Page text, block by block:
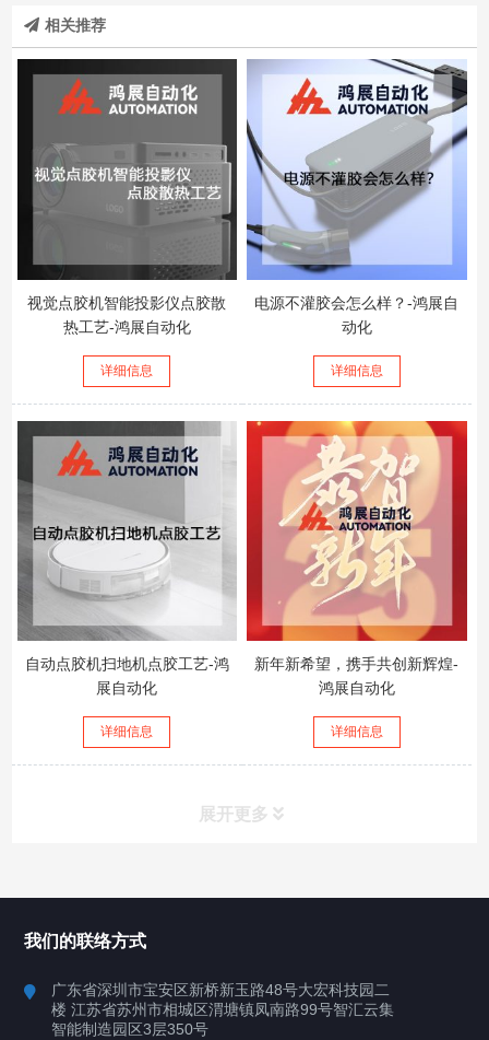
相关推荐
视觉点胶机智能投影仪点胶散
热工艺-鸿展自动化
详细信息
电源不灌胶会怎么样？-鸿展自
动化
详细信息
自动点胶机扫地机点胶工艺-鸿
展自动化
详细信息
新年新希望，携手共创新辉煌-
鸿展自动化
详细信息
展开更多
案例视频
我们的联络方式
广东省深圳市宝安区新桥新玉路48号大宏科技园二
楼 江苏省苏州市相城区渭塘镇凤南路99号智汇云集
智能制造园区3层350号